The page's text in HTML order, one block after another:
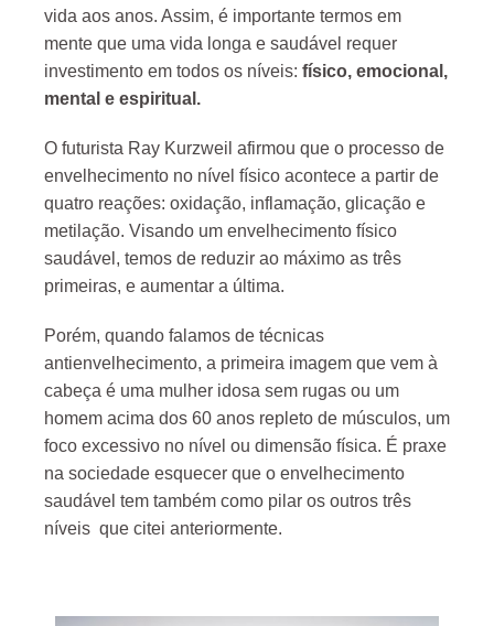
vida aos anos. Assim, é importante termos em
mente que uma vida longa e saudável requer
investimento em todos os níveis: físico, emocional,
mental e espiritual.
O futurista Ray Kurzweil afirmou que o processo de
envelhecimento no nível físico acontece a partir de
quatro reações: oxidação, inflamação, glicação e
metilação. Visando um envelhecimento físico
saudável, temos de reduzir ao máximo as três
primeiras, e aumentar a última.
Porém, quando falamos de técnicas
antienvelhecimento, a primeira imagem que vem à
cabeça é uma mulher idosa sem rugas ou um
homem acima dos 60 anos repleto de músculos, um
foco excessivo no nível ou dimensão física. É praxe
na sociedade esquecer que o envelhecimento
saudável tem também como pilar os outros três
níveis que citei anteriormente.